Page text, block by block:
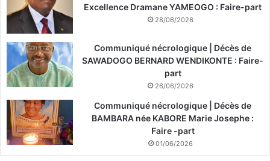
Excellence Dramane YAMEOGO : Faire-part
28/06/2026
Communiqué nécrologique | Décès de
SAWADOGO BERNARD WENDIKONTE : Faire-
part
26/06/2026
Communiqué nécrologique | Décès de
BAMBARA née KABORE Marie Josephe :
Faire -part
01/06/2026